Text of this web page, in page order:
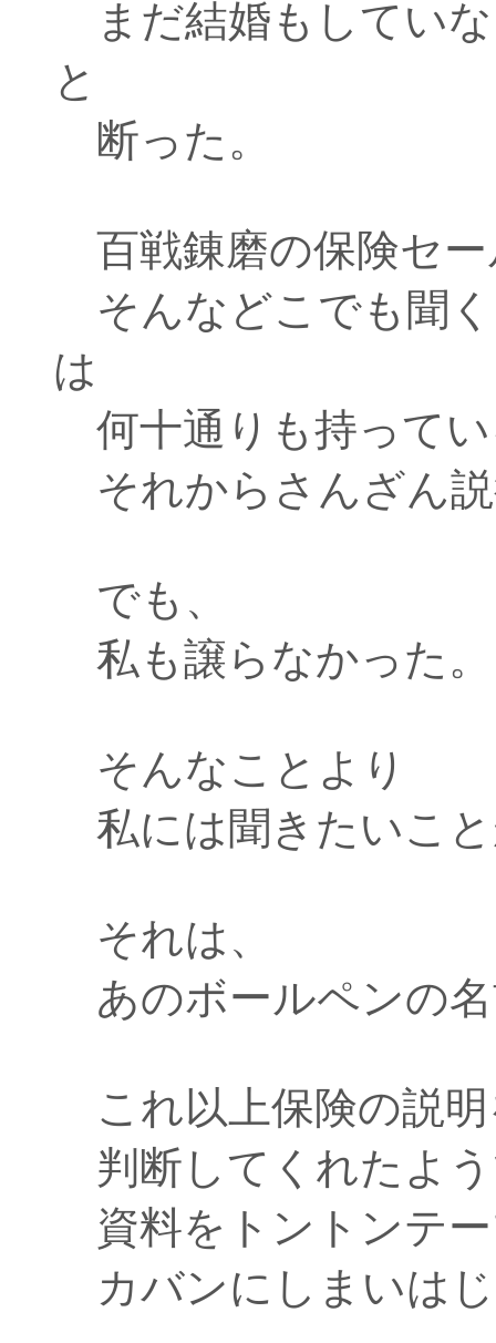
まだ結婚もしてい
と
断った。
百戦錬磨の保険セ
そんなどこでも聞
は
何十通りも持って
それからさんざん
でも、
私も譲らなかった。
そんなことより
私には聞きたいこ
それは、
あのボールペンの
これ以上保険の説
判断してくれたよ
資料をトントンテ
カバンにしまいは